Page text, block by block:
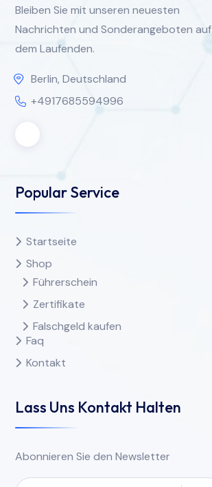
Bleiben Sie mit unseren neuesten
Nachrichten und Sonderangeboten auf
dem Laufenden.
Berlin, Deutschland
+4917685594996
Popular Service
Startseite
Shop
Führerschein
Zertifikate
Falschgeld kaufen
Faq
Kontakt
Lass Uns Kontakt Halten
Abonnieren Sie den Newsletter